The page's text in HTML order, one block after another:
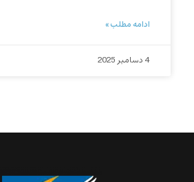
ادامه مطلب »
4 دسامبر 2025